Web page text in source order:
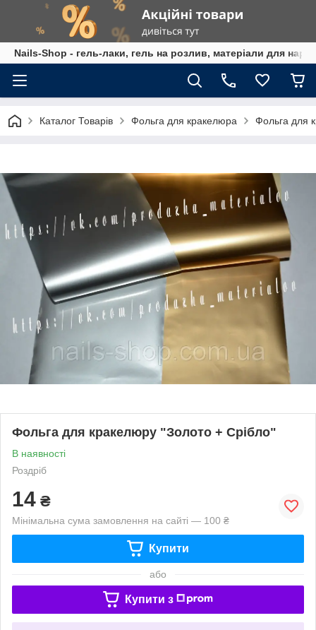
Nails-Shop - гель-лаки, гель на розлив, матеріали для
Каталог Товарів Фольга для кракелюра Фольга для
Фольга для кракелюру "Золото + Срібло"
В наявності
Роздріб
14 ₴
Мінімальна сума замовлення на сайті — 100 ₴
Купити
або
Купити з